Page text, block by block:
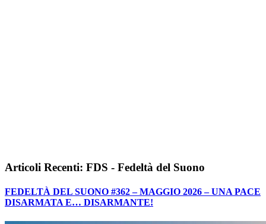
Articoli Recenti: FDS - Fedeltà del Suono
FEDELTÀ DEL SUONO #362 – MAGGIO 2026 – UNA PACE
DISARMATA E… DISARMANTE!